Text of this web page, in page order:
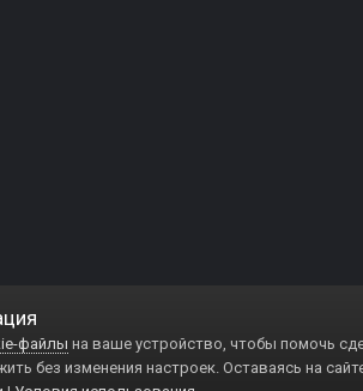
файлы на ваше устройство, чтобы помочь
без изменения настроек. Оставаясь на